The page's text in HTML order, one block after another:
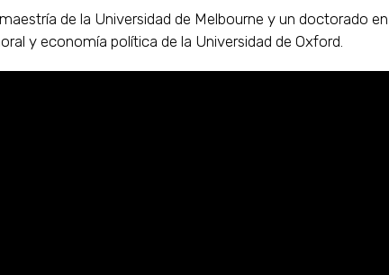
de la Universidad de Melbourne y un doctorado
y economía política de la Universidad de Oxford.